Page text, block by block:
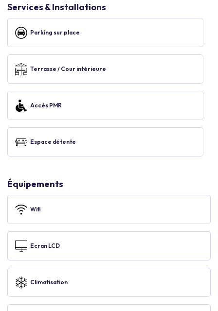
Services & Installations
Parking sur place
Terrasse / Cour intérieure
Accès PMR
Espace détente
Équipements
Wifi
Ecran LCD
Climatisation